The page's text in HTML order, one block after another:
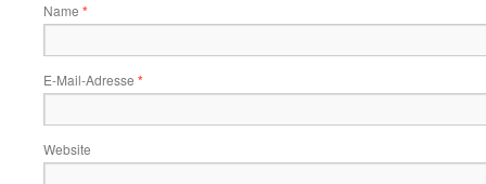
Name *
E-Mail-Adresse *
Website